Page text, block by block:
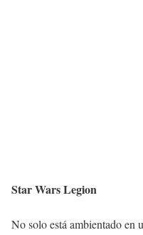
Star Wars Legion
No solo está ambientado en